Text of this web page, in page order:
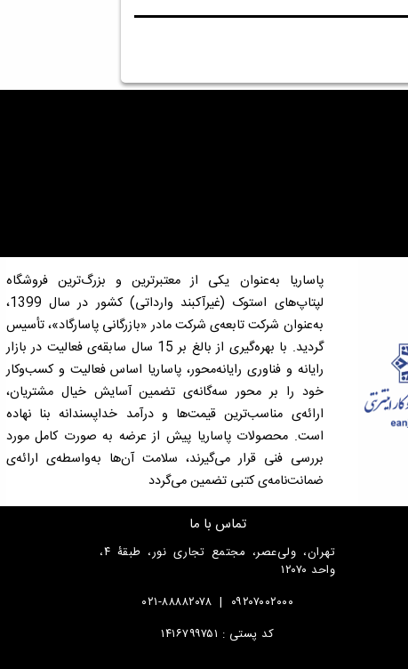
پاساریا به‌عنوان یکی از معتبرترین و بزرگ‌ترین فروشگاه
لپتاپ‌های استوک (غیرآکبند وارداتی) کشور در سال 1399،
به‌عنوان شرکت تابعه‌ی شرکت مادر «بازرگانی پاسارگاد»، تأسیس
گردید. با بهره‌گیری از بالغ بر 15 سال سابقه‌ی فعالیت در بازار
رایانه و فناوری رایانه‌محور، پاساریا اساس فعالیت و کسب‌وکار
خود را بر محور سه‌گانه‌ی تضمین آسایش خیال مشتریان،
ارائه‌ی مناسب‌ترین قیمت‌ها و درآمد خداپسندانه بنا نهاده
است. محصولات پاساریا پیش از عرضه به صورت کامل مورد
بررسی فنی قرار می‌گیرند، سلامت آن‌ها به‌واسطه‌ی ارائه‌ی
ضمانت‌نامه‌ی کتبی تضمین می‌گردد
تماس با ما
تهران، ولی‌عصر، مجتمع تجاری نور، طبقۀ ۴،
واحد ۱۲۰۷۰
۰۹۲۰۷۰۰۲۰۰۰ | ۰۲۱-۸۸۸۸۲۰۷۸
کد پستی : ۱۴۱۶۷۹۹۷۵۱